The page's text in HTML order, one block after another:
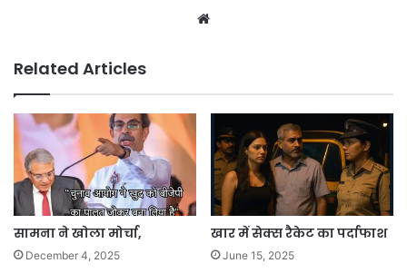
Related Articles
सामना ने खोला मोर्चा,
December 4, 2025
खार में सेक्स रैकेट का पर्दाफाश
June 15, 2025